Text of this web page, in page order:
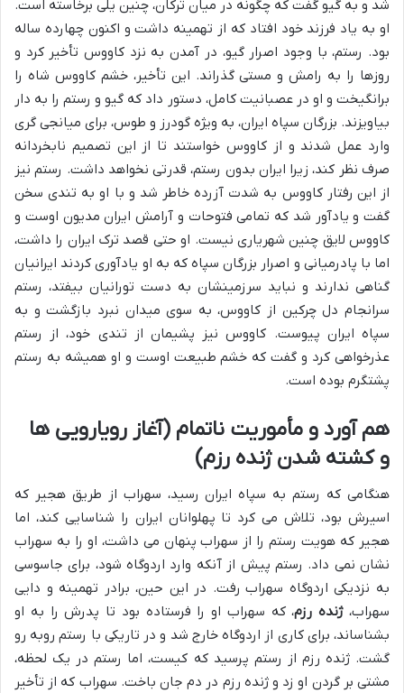
شد و به گیو گفت که چگونه در میان ترکان، چنین یلی برخاسته است.
او به یاد فرزند خود افتاد که از تهمینه داشت و اکنون چهارده ساله
بود. رستم، با وجود اصرار گیو، در آمدن به نزد کاووس تأخیر کرد و
روزها را به رامش و مستی گذراند. این تأخیر، خشم کاووس شاه را
برانگیخت و او در عصبانیت کامل، دستور داد که گیو و رستم را به دار
بیاویزند. بزرگان سپاه ایران، به ویژه گودرز و طوس، برای میانجی گری
وارد عمل شدند و از کاووس خواستند تا از این تصمیم نابخردانه
صرف نظر کند، زیرا ایران بدون رستم، قدرتی نخواهد داشت. رستم نیز
از این رفتار کاووس به شدت آزرده خاطر شد و با او به تندی سخن
گفت و یادآور شد که تمامی فتوحات و آرامش ایران مدیون اوست و
کاووس لایق چنین شهریاری نیست. او حتی قصد ترک ایران را داشت،
اما با پادرمیانی و اصرار بزرگان سپاه که به او یادآوری کردند ایرانیان
گناهی ندارند و نباید سرزمینشان به دست تورانیان بیفتد، رستم
سرانجام دل چرکین از کاووس، به سوی میدان نبرد بازگشت و به
سپاه ایران پیوست. کاووس نیز پشیمان از تندی خود، از رستم
عذرخواهی کرد و گفت که خشم طبیعت اوست و او همیشه به رستم
پشتگرم بوده است.
هم آورد و مأموریت ناتمام (آغاز رویارویی ها
و کشته شدن ژنده رزم)
هنگامی که رستم به سپاه ایران رسید، سهراب از طریق هجیر که
اسیرش بود، تلاش می کرد تا پهلوانان ایران را شناسایی کند، اما
هجیر که هویت رستم را از سهراب پنهان می داشت، او را به سهراب
نشان نمی داد. رستم پیش از آنکه وارد اردوگاه شود، برای جاسوسی
به نزدیکی اردوگاه سهراب رفت. در این حین، برادر تهمینه و دایی
سهراب،ژنده رزم، که سهراب او را فرستاده بود تا پدرش را به او
بشناساند، برای کاری از اردوگاه خارج شد و در تاریکی با رستم روبه رو
گشت. ژنده رزم از رستم پرسید که کیست، اما رستم در یک لحظه،
مشتی بر گردن او زد و ژنده رزم در دم جان باخت. سهراب که از تأخیر